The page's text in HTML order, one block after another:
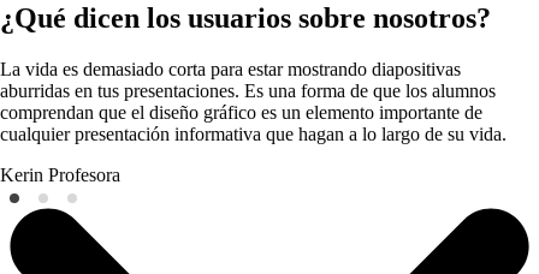
¿Qué dicen los usuarios sobre nosotros?
La vida es demasiado corta para estar mostrando diapositivas
aburridas en tus presentaciones. Es una forma de que los alumnos
comprendan que el diseño gráfico es un elemento importante de
cualquier presentación informativa que hagan a lo largo de su vida.
Kerin Profesora